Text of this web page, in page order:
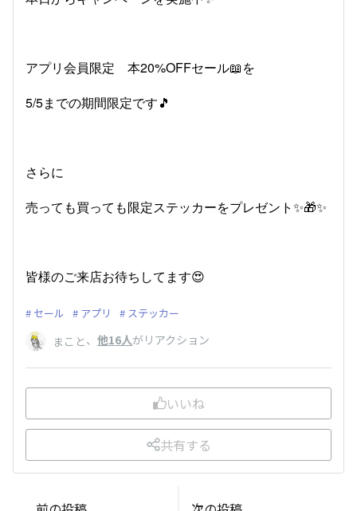
アプリ会員限定 本20%OFFセール📖を
5/5までの期間限定です🎵
さらに
売っても買っても限定ステッカーをプレゼント✨🎁✨
皆様のご来店お待ちしてます😍
セール アプリ ステッカー
まこと、 他16人がリアクション
いいね
共有する